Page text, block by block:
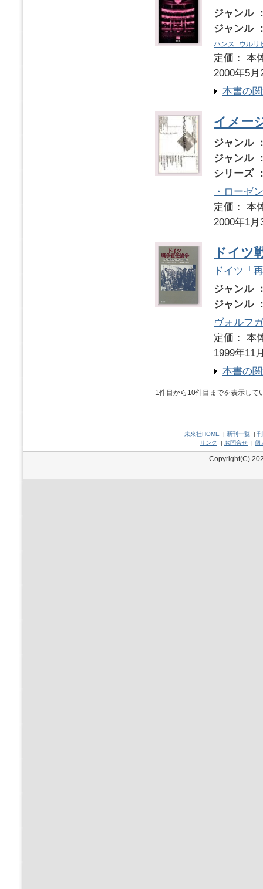
ジャンル
ジャンル
ハンス=ウルリ
定価：
2000年5月
本書の
イメー
ジャンル
ジャンル
シリーズ
・ローゼ
定価：
2000年1月
ドイツ
ドイツ「
ジャンル
ジャンル
ヴォルフ
定価：
1999年11
本書の
1件目から10件目までを表示して
未來社HOME | 新刊一覧 |
リンク
| お問合せ | 個
Copyright(C)